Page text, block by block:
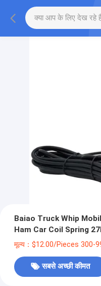
Baiao Truck Whip
Ham Car Coil Spring
मूल्य：$12.00/Pieces 300-
सबसे अच्छी कीमत